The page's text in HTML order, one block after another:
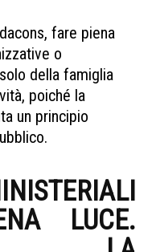
fare piena
o
della famiglia
poiché la
un principio
LUCE.